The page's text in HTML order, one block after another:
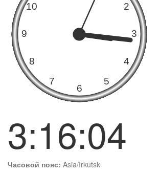
3:16:05
Часовой пояс: Asia/Irkutsk